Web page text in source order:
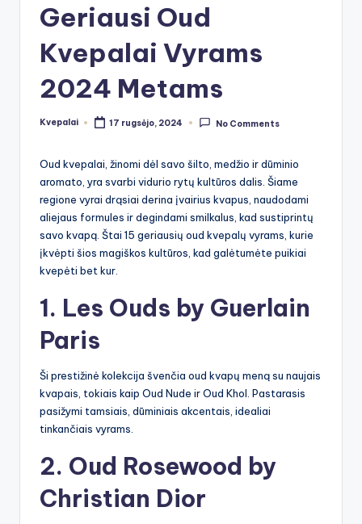
Geriausi Oud
Kvepalai Vyrams
2024 Metams
Posted
Kvepalai 17 rugsėjo, 2024 No Comments
Oud kvepalai, žinomi dėl savo šilto, medžio ir dūminio
aromato, yra svarbi vidurio rytų kultūros dalis. Šiame
regione vyrai drąsiai derina įvairius kvapus, naudodami
aliejaus formules ir degindami smilkalus, kad sustiprintų
savo kvapą. Štai 15 geriausių oud kvepalų vyrams, kurie
įkvėpti šios magiškos kultūros, kad galėtumėte puikiai
kvepėti bet kur.
1. Les Ouds by Guerlain
Paris
Ši prestižinė kolekcija švenčia oud kvapų meną su naujais
kvapais, tokiais kaip Oud Nude ir Oud Khol. Pastarasis
pasižymi tamsiais, dūminiais akcentais, idealiai
tinkančiais vyrams.
2. Oud Rosewood by
Christian Dior